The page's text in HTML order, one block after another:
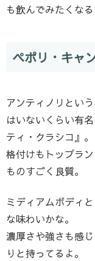
も飲んでみたくなる
ペポリ・キャ
アンティノリとい
はいないくらい有
ティ・クラシコ』。
格付けもトップラ
ものすごく良質。
ミディアムボディ
な味わいかな。
濃厚さや強さも感
りと持ってるよ。